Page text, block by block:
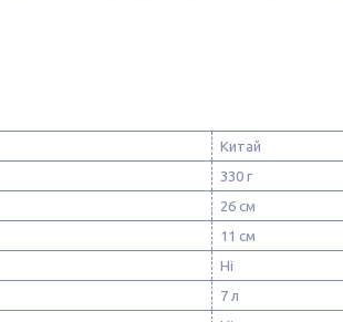
Китай
330 г
26 см
11 см
Ні
7 л